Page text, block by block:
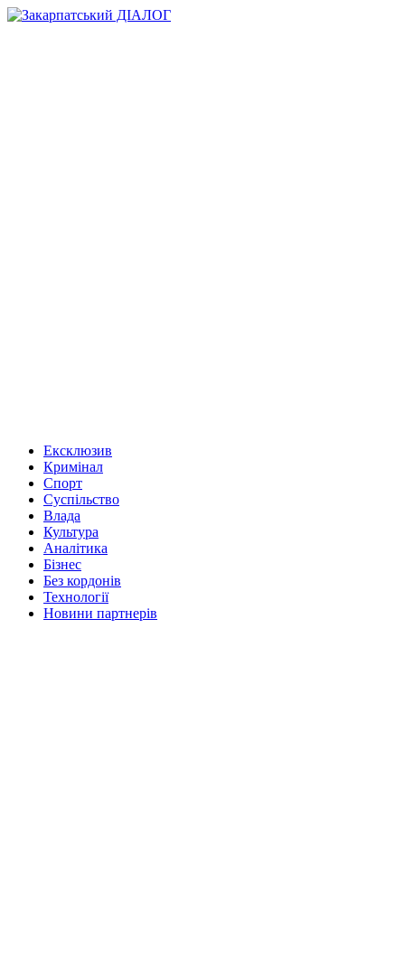
Ексклюзив
Кримінал
Спорт
Суспільство
Влада
Культура
Аналітика
Бізнес
Без кордонів
Технології
Новини партнерів